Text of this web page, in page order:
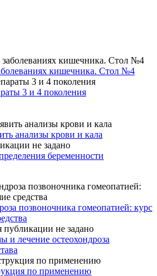
кишечника. Стол №4
3 и 4 поколения
анализы крови и кала
беременности
позвоночника гомеопатией: курс
лечение остеохондроза
по применению